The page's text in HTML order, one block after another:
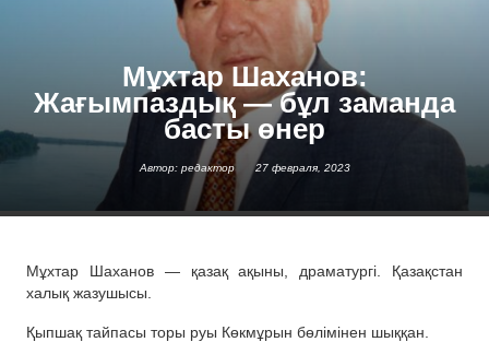
Мұхтар Шаханов:
Жағымпаздық — бұл заманда
басты өнер
Автор: редактор 27 февраля, 2023
Мұхтар Шаханов — қазақ ақыны, драматургі. Қазақстан
халық жазушысы.
Қыпшақ тайпасы торы руы Көкмұрын бөлімінен шыққан.